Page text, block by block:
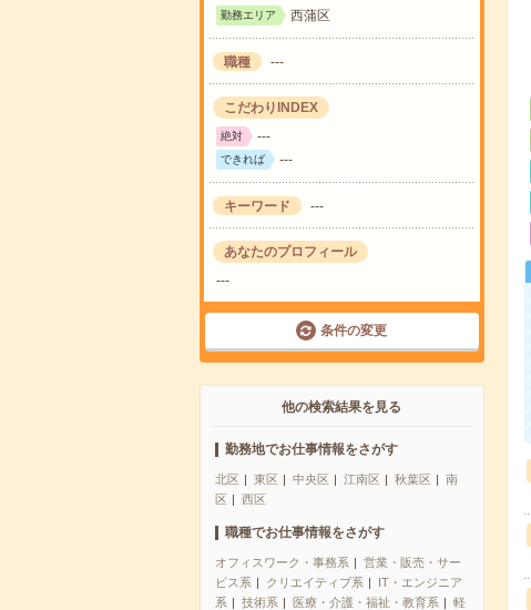
勤務エリア 西蒲区
職種 ---
こだわりINDEX
絶対 ---
できれば ---
キーワード ---
あなたのプロフィール
---
条件の変更
他の検索結果を見る
勤務地でお仕事情報をさがす
北区 東区 中央区 江南区 秋葉区
南
区
西区
職種でお仕事情報をさがす
オフィスワーク・事務系
営業・販売・サー
ビス系
クリエイティブ系
IT・エンジニア
系
技術系 医療・介護・福祉・教育系
軽